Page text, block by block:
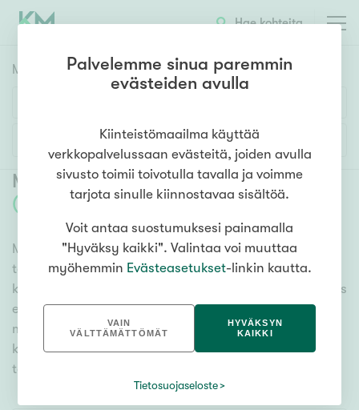
Hae kohteita
Myyntikohteet
1h 2h 3h 4h 5h+
Asuntotyyppi
Kerros-/luhtitalo
Rivitalo/paritalo
Omakoti-/erillistalo
Maa- tai metsätila
Vapaa-ajan asunto
Lisää hakuehtoja
Myytävät asunnot Jyväskylä Ruoke
(
Meiltä löydät myytävät asunnot Jyväskylä Ruoke, oli
tarpeesi mikä vain! Tuhansien kohteiden ja satojen
kiinteistönvälittäjien verkostomme auttaa sinua kenties
elämäsi tärkeimmässä päätöksessä. Katso alta kaikki
myytävät asunnot Jyväskylä Ruoke. Hyödynnä myös
kätevää hakutyökaluamme, jonka avulla löydät omien
toiveidesi mukaisen kodin.
Palvelemme sinua paremmin
evästeiden avulla
Kiinteistömaailma käyttää
verkkopalvelussaan evästeitä, joiden avulla
sivusto toimii toivotulla tavalla ja voimme
tarjota sinulle kiinnostavaa sisältöä.
Voit antaa suostumuksesi painamalla
"Hyväksy kaikki". Valintaa voi muuttaa
myöhemmin Evästeasetukset-linkin kautta.
VAIN
VÄLTTÄMÄTTÖMÄT
HYVÄKSYN
KAIKKI
Tietosuojaseloste